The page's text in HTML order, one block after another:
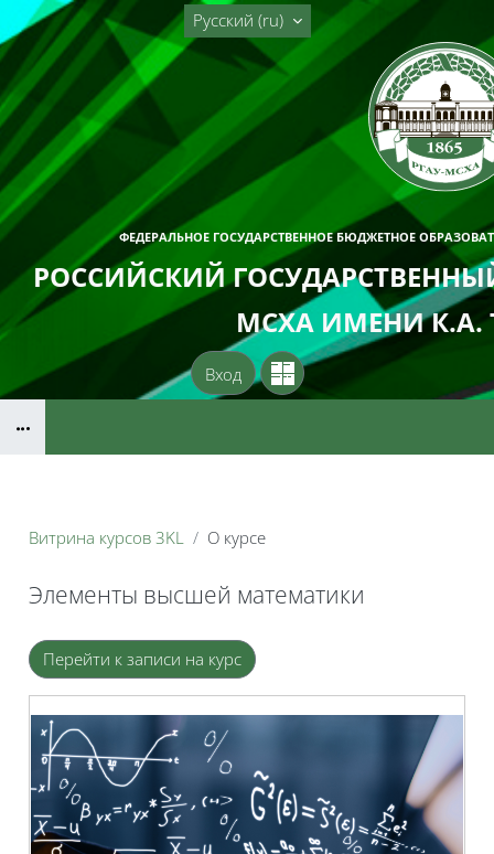
Перейти к основному содержанию
ФЕДЕРАЛЬНОЕ ГОСУДАРСТВЕННОЕ БЮДЖЕТНОЕ
РОССИЙСКИЙ
МСХА ИМЕНИ К.А.
Русский ‎(ru)‎
Вход
Витрина курсов 3KL О курсе
Элементы высшей математики
Блоки
Перейти к записи на курс